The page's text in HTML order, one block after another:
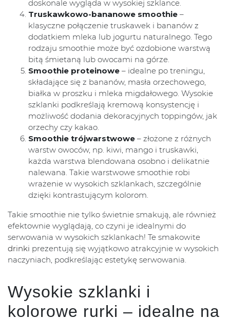
doskonale wygląda w wysokiej szklance.
Truskawkowo-bananowe smoothie –
klasyczne połączenie truskawek i bananów z
dodatkiem mleka lub jogurtu naturalnego. Tego
rodzaju smoothie może być ozdobione warstwą
bitą śmietaną lub owocami na górze.
Smoothie proteinowe – idealne po treningu,
składające się z bananów, masła orzechowego,
białka w proszku i mleka migdałowego. Wysokie
szklanki podkreślają kremową konsystencję i
możliwość dodania dekoracyjnych toppingów, jak
orzechy czy kakao.
Smoothie trójwarstwowe – złożone z różnych
warstw owoców, np. kiwi, mango i truskawki,
każda warstwa blendowana osobno i delikatnie
nalewana. Takie warstwowe smoothie robi
wrażenie w wysokich szklankach, szczególnie
dzięki kontrastującym kolorom.
Takie smoothie nie tylko świetnie smakują, ale również
efektownie wyglądają, co czyni je idealnymi do
serwowania w wysokich szklankach! Te smakowite
drinki prezentują się wyjątkowo atrakcyjnie w wysokich
naczyniach, podkreślając estetykę serwowania.
Wysokie szklanki i
kolorowe rurki – idealne na